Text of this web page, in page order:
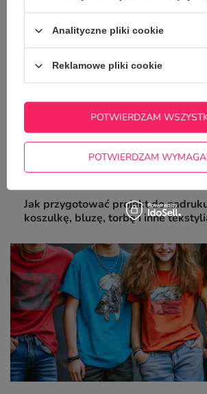
Jak przygotować projekt do
koszulkę, bluzę, torbę i inne
Analityczne pliki cookie
Reklamowe pliki cookie
POTWIERDZAM
POTWIERDZAM